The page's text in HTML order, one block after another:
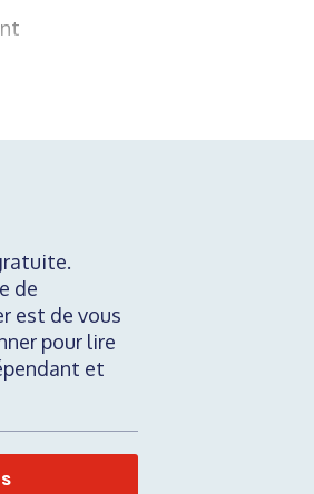
de
est de vous
pour lire
et